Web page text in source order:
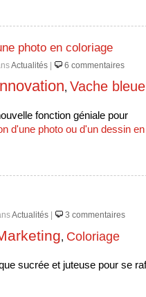
photo en coloriage
Actualités | 6 commentaires
, Vache bleue
fonction géniale pour
d'une photo ou d'un dessin
Actualités 3 commentaires
, Coloriage
sucrée et juteuse pour se